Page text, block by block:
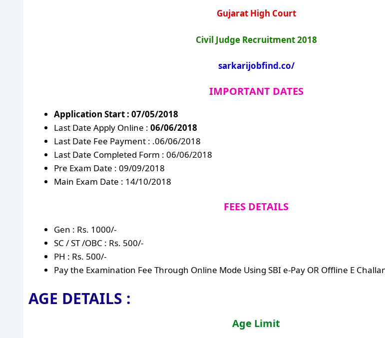
Gujarat High Court
Civil Judge Recruitment 2018
sarkarijobfind.co/
IMPORTANT DATES
Application Start : 07/05/2018
Last Date Apply Online : 06/06/2018
Last Date Fee Payment : .06/06/2018
Last Date Completed Form : 06/06/2018
Pre Exam Date : 09/09/2018
Main Exam Date : 14/10/2018
FEES DETAILS
Gen : Rs. 1000/-
SC / ST /OBC : Rs. 500/-
PH : Rs. 500/-
Pay the Examination Fee Through Online Mode Using SBI e-Pay OR Offline E
AGE DETAILS :
Age Limit